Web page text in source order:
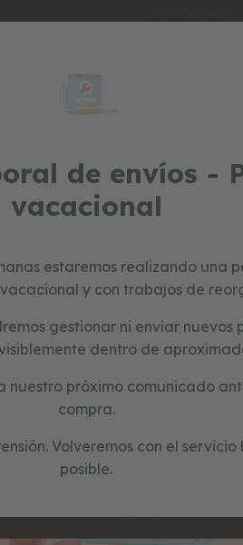
de envíos -
vacacional
estaremos realizando una
y con trabajos de
gestionar ni enviar nuevos
dentro de
nuestro próximo comunicado
compra.
Volveremos con el
posible.